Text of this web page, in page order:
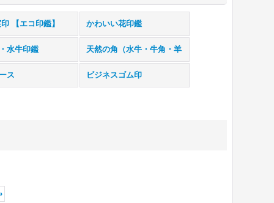
【エコ印鑑】 かわいい花印鑑
水牛印鑑 天然の角（水牛・牛角・羊
ス ビジネスゴム印